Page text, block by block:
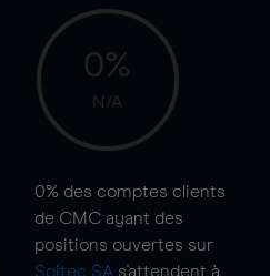
0%
N/A
0% des comptes clients
de CMC ayant des
positions ouvertes sur
Soitec SA s'attendent à